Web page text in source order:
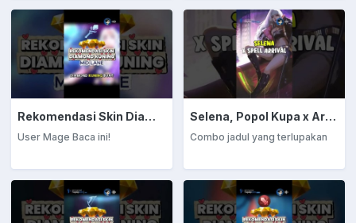
Rekomendasi Skin Diamond Kuning: Mage
User Mage Baca ini!
Selena, Popol Kupa x Arrival
Combo jadul yang terlupakan